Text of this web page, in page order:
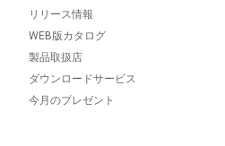
リリース情報
WEB版カタログ
製品取扱店
ダウンロードサービス
今月のプレゼント